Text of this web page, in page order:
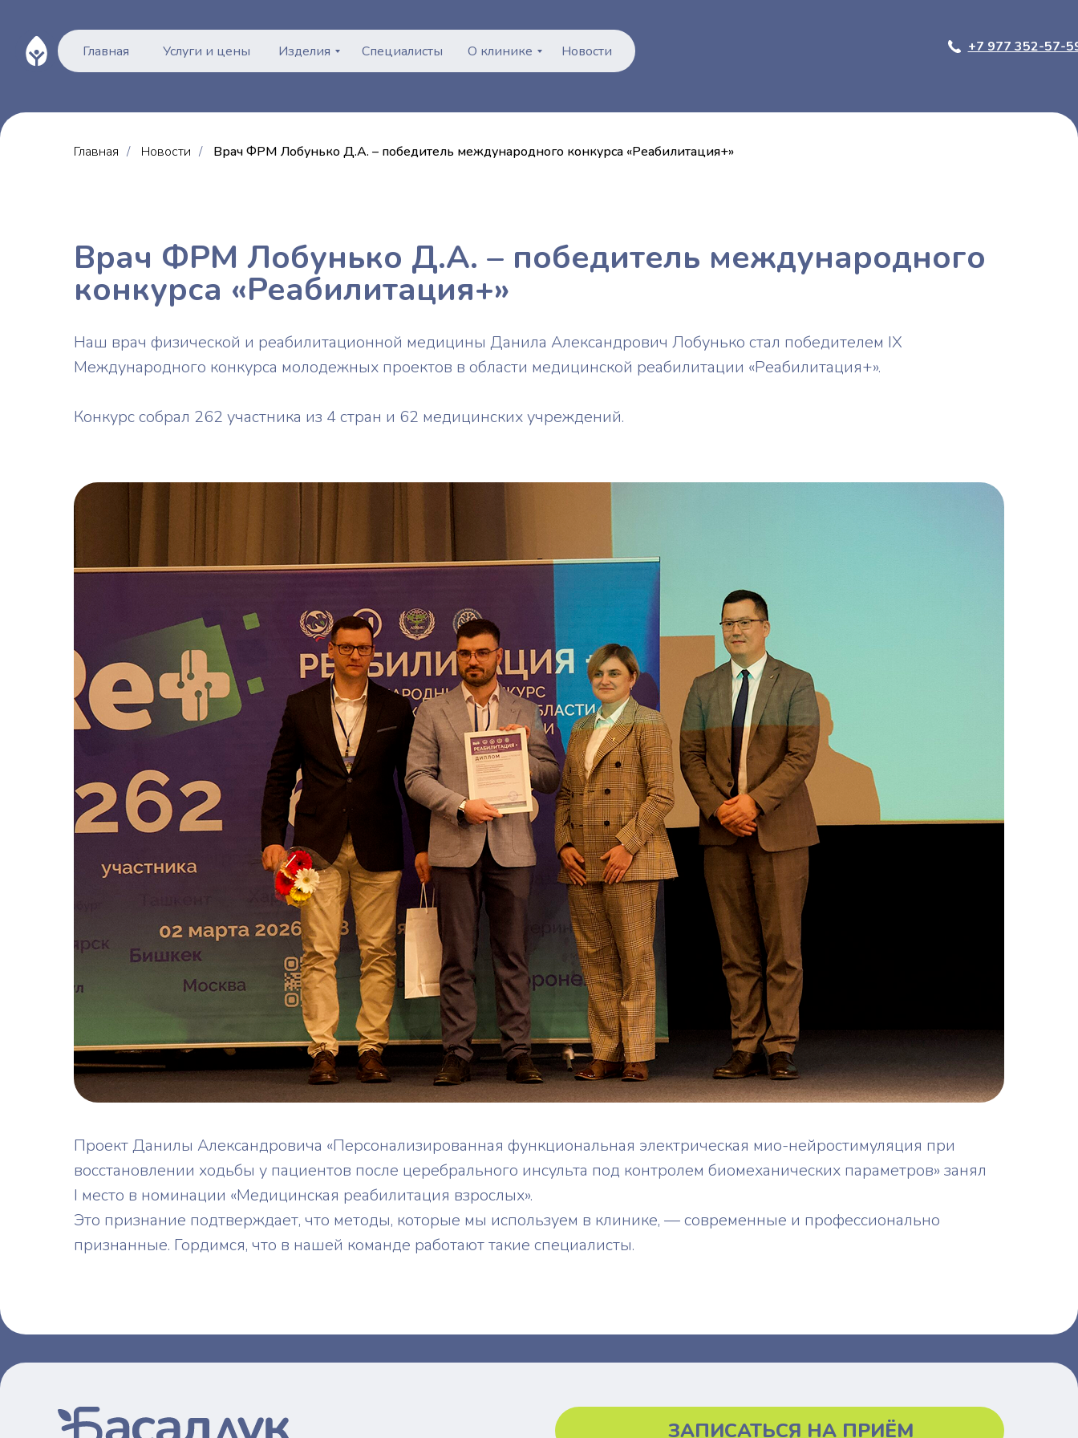
Главная Услуги и цены Изделия Специалисты О клинике Новости +7 977 352-57-
Главная / Новости / Врач ФРМ Лобунько Д.А. – победитель международного конкурса «Реабилитация+»
Врач ФРМ Лобунько Д.А. – победитель международного
конкурса «Реабилитация+»
Наш врач физической и реабилитационной медицины Данила Александрович Лобунько стал победителем IX
Международного конкурса молодежных проектов в области медицинской реабилитации «Реабилитация+».
Конкурс собрал 262 участника из 4 стран и 62 медицинских учреждений.
Проект Данилы Александровича «Персонализированная функциональная электрическая мио-нейростимуляция при
восстановлении ходьбы у пациентов после церебрального инсульта под контролем биомеханических параметров» занял
I место в номинации «Медицинская реабилитация взрослых».
Это признание подтверждает, что методы, которые мы используем в клинике, — современные и профессионально
признанные. Гордимся, что в нашей команде работают такие специалисты.
ЗАПИСАТЬСЯ НА ПРИЁМ